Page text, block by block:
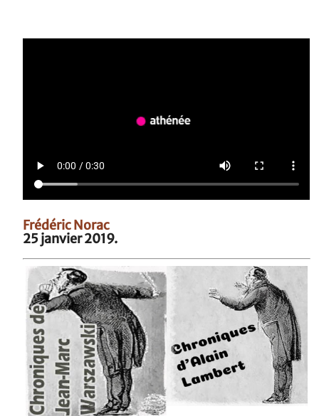
Frédéric Norac
25 janvier 2019.